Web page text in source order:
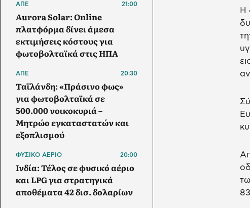
Η
ΑΠΕ 21:00
Aurora Solar: Online
πλατφόρμα δίνει άμεσα
εκτιμήσεις κόστους για
φωτοβολταϊκά στις ΗΠΑ
ΑΠΕ 20:30
Ταϊλάνδη: «Πράσινο φως»
για φωτοβολταϊκά σε
500.000 νοικοκυριά –
Μητρώο εγκαταστατών και
εξοπλισμού
ΦΥΣΙΚΟ ΑΕΡΙΟ 20:00
Ινδία: Τέλος σε φυσικό αέριο
και LPG για στρατηγικά
αποθέματα 42 δισ. δολαρίων